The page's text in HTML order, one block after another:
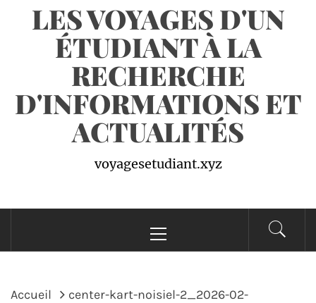
LES VOYAGES D'UN
ÉTUDIANT À LA
RECHERCHE
D'INFORMATIONS ET
ACTUALITÉS
voyagesetudiant.xyz
principal
Accueil
center-kart-noisiel-2_2026-02-